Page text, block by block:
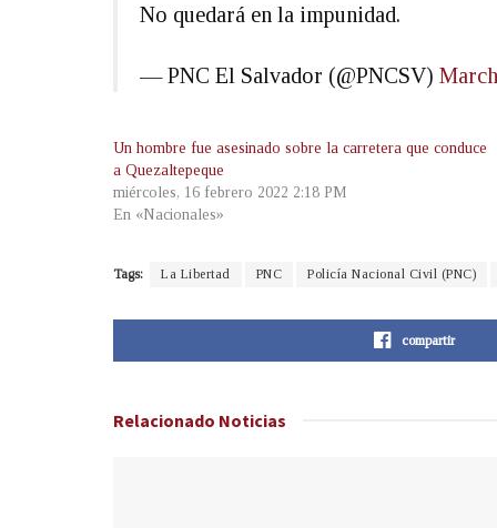
No quedará en la impunidad.
— PNC El Salvador (@PNCSV)
Un hombre fue asesinado sobre la carretera que conduce
a Quezaltepeque
miércoles, 16 febrero 2022 2:18 PM
En «Nacionales»
Tags: La Libertad PNC Policía Nacional Civil (PNC)
compartir
Relacionado Noticias